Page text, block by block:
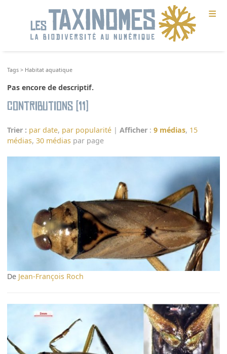
≡
Tags > Habitat aquatique
Pas encore de descriptif.
Contributions (11)
Trier : par date, par popularité |Afficher :9 médias, 15
médias,30 médias par page
De Jean-François Roch